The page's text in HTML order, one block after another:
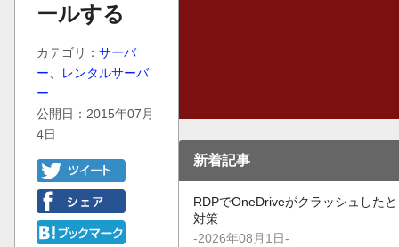
ールする
カテゴリ： サーバ
ー
レンタルサーバ
ー
公開日：2015年07月
4日
新着記事
RDPでOneDriveがクラッシュした
対策
-2026年08月1日-